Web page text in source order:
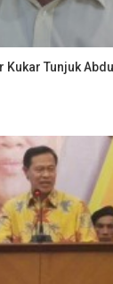
Kukar Tunjuk